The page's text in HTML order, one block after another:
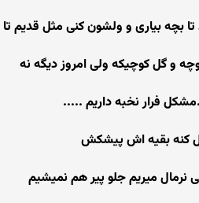
بچه بیاری و ولشون کنی مثل قدیم
فرار نخبه داریم .....
کنه بقیه اش پیشکش
نرمال میریم جلو پیر هم نمیشیم